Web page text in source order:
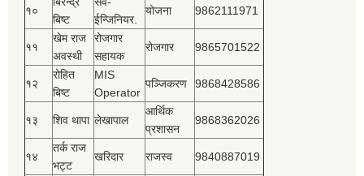
१०
बिष्‍ट
ईन्जिनियर.
योजना 9862111971
११
खेम राज
अवस्थी
रोजगार
सहायक
रोजगार 9865701522
१२
रोहित
बिष्‍ट
MIS
Operator
पञ्‍जिकरण 9868428586
१३ शिव थापा लेखापाल
आर्थिक
प्रशासन
9868362026
१४
तर्क राज
भट्ट
खरिदार राजस्‍व 9840887019